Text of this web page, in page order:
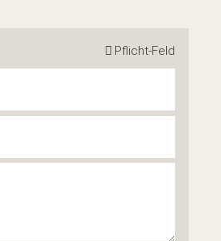
Pflicht-Feld